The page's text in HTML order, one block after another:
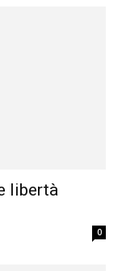
libertà
0